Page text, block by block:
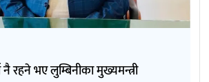
रहने भए लुम्बिनीका मुख्यमन्त्री